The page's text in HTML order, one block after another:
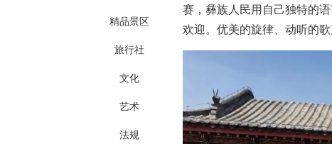
精品景区
旅行社
文化
艺术
法规
赛，彝族人民用自己独特的
欢迎。优美的旋律、动听的